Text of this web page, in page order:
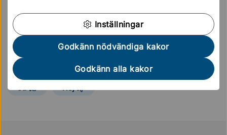
Inställningar
Godkänn nödvändiga kakor
Godkänn alla kakor
modersmålsundervisning.
Sidan uppdaterades27 maj 2025
Hjälpte informationen på den här sidan dig?
Ja Nej